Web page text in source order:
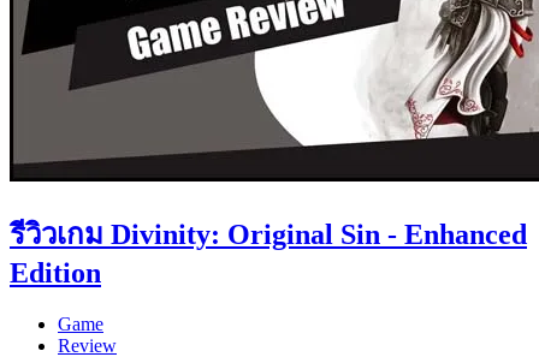
รีวิวเกม Divinity: Original Sin - Enhanced
Edition
Game
Review